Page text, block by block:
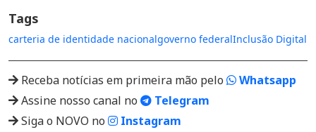
Tags
carteria de identidade nacionalgoverno federalInclusão Digital
Receba notícias em primeira mão pelo
Whatsapp
Assine nosso canal no
Telegram
Siga o NOVO no
Instagram